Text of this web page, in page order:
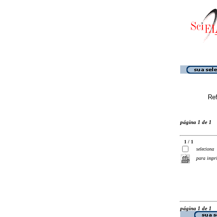
página 1 de 1
1 / 1
seleciona
para
página 1 de 1